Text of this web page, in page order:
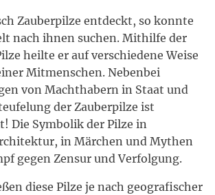
Zauberpilze entdeckt, so konnte
nach ihnen suchen. Mithilfe der
heilte er auf verschiedene Weise
Mitmenschen. Nebenbei
von Machthabern in Staat und
der Zauberpilze ist
Die Symbolik der Pilze in
in Märchen und Mythen
gegen Zensur und Verfolgung.
diese Pilze je nach geografischer